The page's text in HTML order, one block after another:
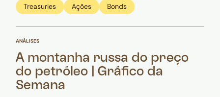
Treasuries
Ações Bonds
ANÁLISES
A montanha russa do preço
do petróleo | Gráfico da
Semana